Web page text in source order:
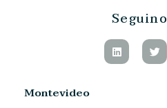
Montevideo